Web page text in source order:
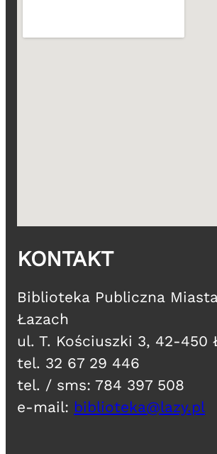
KONTAKT
​Biblioteka Publiczna
Łazach
ul. T. Kościuszki 3, 42-450
tel. 32 67 29 446
tel. / sms: 784 397 508
e-mail: biblioteka@lazy.pl